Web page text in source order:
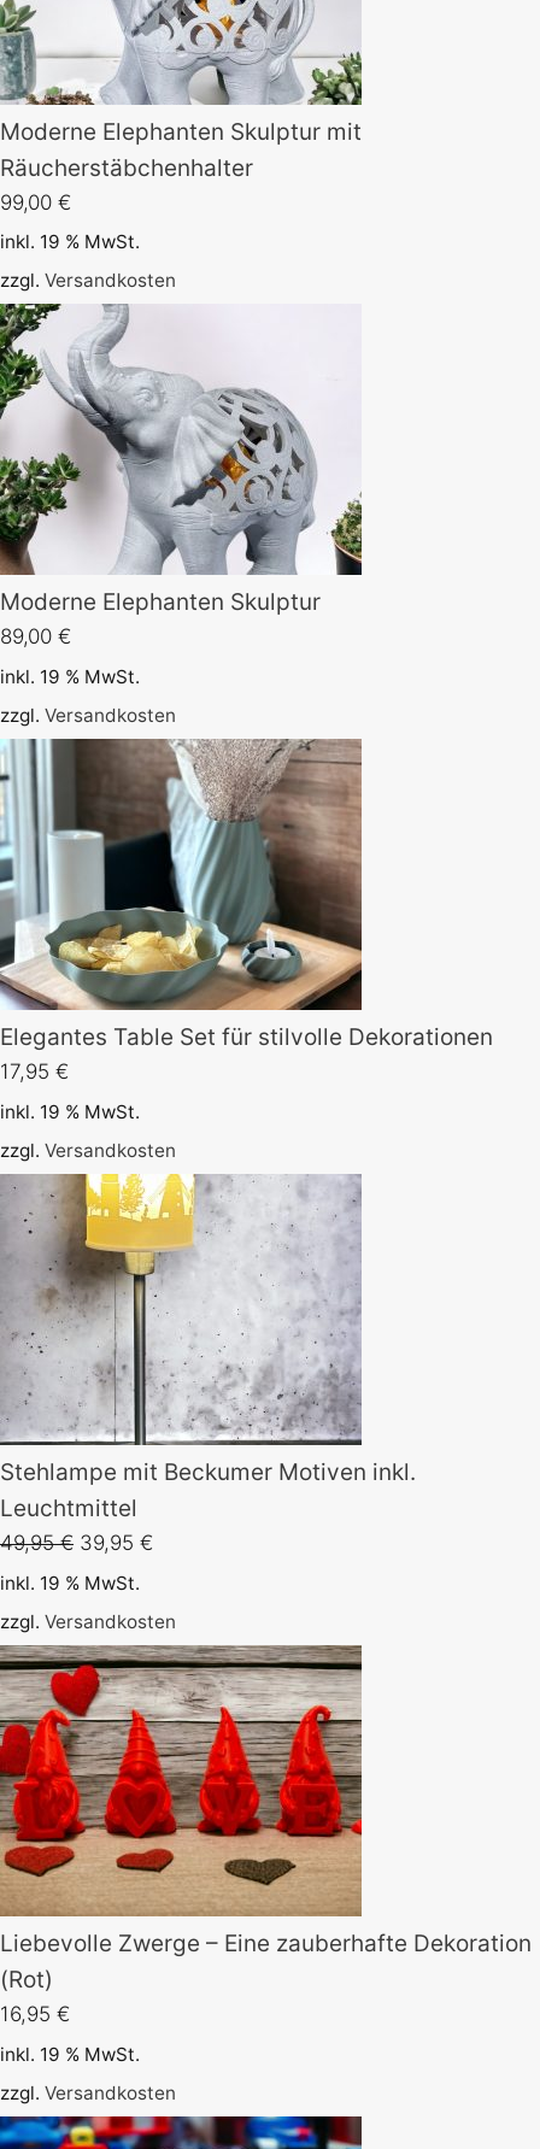
Moderne Elephanten Skulptur mit
Räucherstäbchenhalter
99,00 €
inkl. 19 % MwSt.
zzgl. Versandkosten
Moderne Elephanten Skulptur
89,00 €
inkl. 19 % MwSt.
zzgl. Versandkosten
Elegantes Table Set für stilvolle Dekorationen
17,95 €
inkl. 19 % MwSt.
zzgl. Versandkosten
Stehlampe mit Beckumer Motiven inkl.
Leuchtmittel
49,95€ Ursprünglicher
Preis
49,95 €
39,95 €
39,95 €.
inkl. 19 % MwSt.
zzgl. Versandkosten
Liebevolle Zwerge – Eine zauberhafte Dekoration
(Rot)
16,95 €
inkl. 19 % MwSt.
zzgl. Versandkosten